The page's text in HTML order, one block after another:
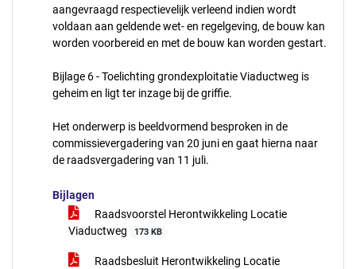
aangevraagd respectievelijk verleend indien wordt
voldaan aan geldende wet- en regelgeving, de bouw kan
worden voorbereid en met de bouw kan worden gestart.
Bijlage 6 - Toelichting grondexploitatie Viaductweg is
geheim en ligt ter inzage bij de griffie.
Het onderwerp is beeldvormend besproken in de
commissievergadering van 20 juni en gaat hierna naar
de raadsvergadering van 11 juli.
Bijlagen
Raadsvoorstel Herontwikkeling Locatie
Viaductweg
173 KB
Raadsbesluit Herontwikkeling Locatie